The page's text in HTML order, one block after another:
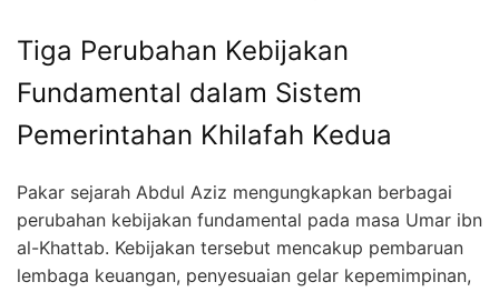
Tiga Perubahan Kebijakan
Fundamental dalam Sistem
Pemerintahan Khilafah Kedua
Pakar sejarah Abdul Aziz mengungkapkan berbagai
perubahan kebijakan fundamental pada masa Umar ibn
al-Khattab. Kebijakan tersebut mencakup pembaruan
lembaga keuangan, penyesuaian gelar kepemimpinan,